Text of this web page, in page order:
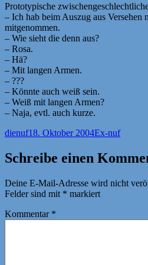
Prototypische
– Ich hab beim Auszug aus Versehen
mitgenommen.
– Wie sieht die denn aus?
– Rosa.
– Hä?
– Mit langen Armen.
– ???
– Könnte auch weiß sein.
– Weiß mit langen Armen?
– Naja, evtl. auch kurze.
Autor
dienufVeröffentlicht
18. Oktober 2004Kategorien
Ex-nuf
Schreibe einen
Deine E-Mail-Adresse wird nicht
Felder sind mit * markiert
Kommentar *